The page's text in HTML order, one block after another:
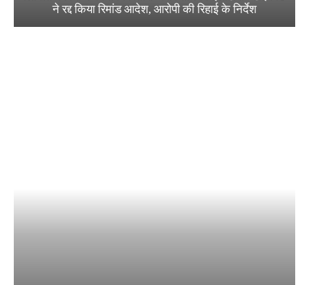
ने रद्द किया रिमांड आदेश, आरोपी की रिहाई के निर्देश